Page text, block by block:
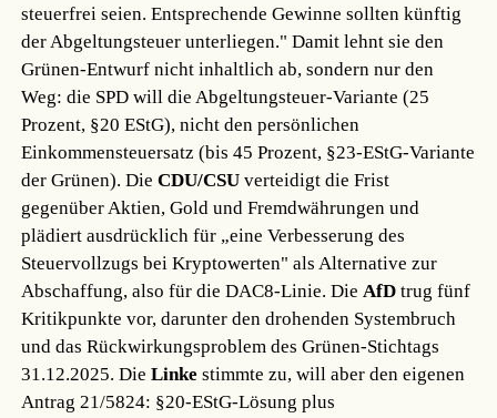
steuerfrei seien. Entsprechende Gewinne sollten künftig
der Abgeltungsteuer unterliegen." Damit lehnt sie den
Grünen-Entwurf nicht inhaltlich ab, sondern nur den
Weg: die SPD will die Abgeltungsteuer-Variante (25
Prozent, §20 EStG), nicht den persönlichen
Einkommensteuersatz (bis 45 Prozent, §23-EStG-Variante
der Grünen). DieCDU/CSU verteidigt die Frist
gegenüber Aktien, Gold und Fremdwährungen und
plädiert ausdrücklich für „eine Verbesserung des
Steuervollzugs bei Kryptowerten" als Alternative zur
Abschaffung, also für die DAC8-Linie. DieAfD trug fünf
Kritikpunkte vor, darunter den drohenden Systembruch
und das Rückwirkungsproblem des Grünen-Stichtags
31.12.2025. DieLinke stimmte zu, will aber den eigenen
Antrag 21/5824: §20-EStG-Lösung plus